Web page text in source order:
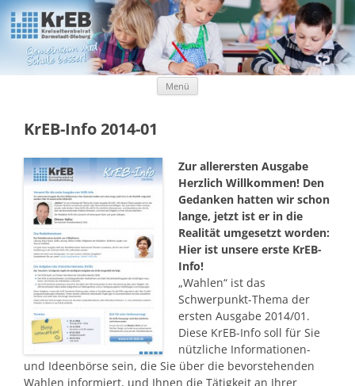
KrEB Darmstadt-Dieburg
Kreiselternbeirat Darmstadt-Dieburg
Menü
KrEB-Info 2014-01
Zur allerersten Ausgabe
Herzlich Willkommen! Den
Gedanken hatten wir schon
lange, jetzt ist er in die
Realität umgesetzt worden:
Hier ist unsere erste KrEB-
Info!
„Wahlen“ ist das
Schwerpunkt-Thema der
ersten Ausgabe 2014/01.
Diese KrEB-Info soll für Sie
nützliche Informationen-
und Ideenbörse sein, die Sie über die bevorstehenden
Wahlen informiert, und Ihnen die Tätigkeit an Ihrer